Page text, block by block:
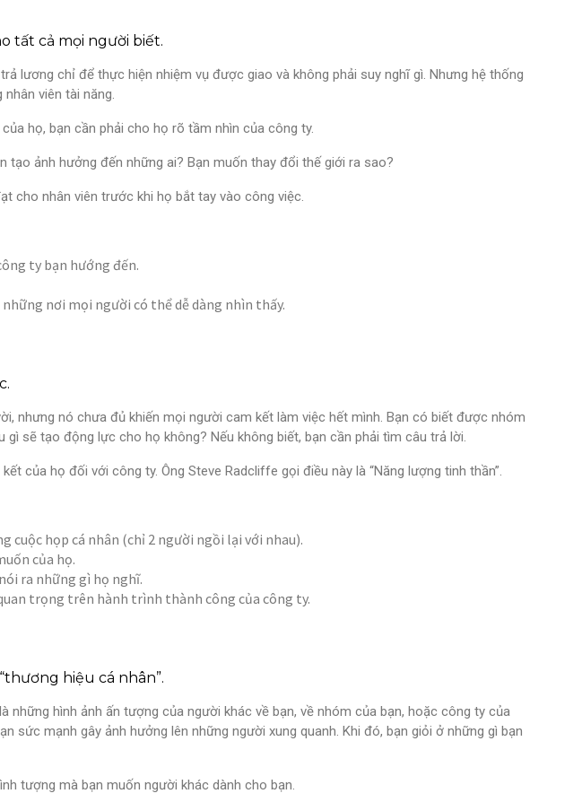
tất cả mọi người biết.
lương chỉ để thực hiện nhiệm vụ được giao và không phải suy nghĩ gì. Nhưng hệ thống
viên tài năng.
họ, bạn cần phải cho họ rõ tầm nhìn của công ty.
tạo ảnh hưởng đến những ai? Bạn muốn thay đổi thế giới ra sao?
cho nhân viên trước khi họ bắt tay vào công việc.
ty bạn hướng đến.
nơi mọi người có thể dễ dàng nhìn thấy.
nhưng nó chưa đủ khiến mọi người cam kết làm việc hết mình. Bạn có biết được nhóm
sẽ tạo động lực cho họ không? Nếu không biết, bạn cần phải tìm câu trả lời.
của họ đối với công ty. Ông Steve Radcliffe gọi điều này là “Năng lượng tinh thần”.
họp cá nhân (chỉ 2 người ngồi lại với nhau).
của họ.
ra những gì họ nghĩ.
trọng trên hành trình thành công của công ty.
hiệu cá nhân”.
những hình ảnh ấn tượng của người khác về bạn, về nhóm của bạn, hoặc công ty của
sức mạnh gây ảnh hưởng lên những người xung quanh. Khi đó, bạn giỏi ở những gì bạn
tượng mà bạn muốn người khác dành cho bạn.